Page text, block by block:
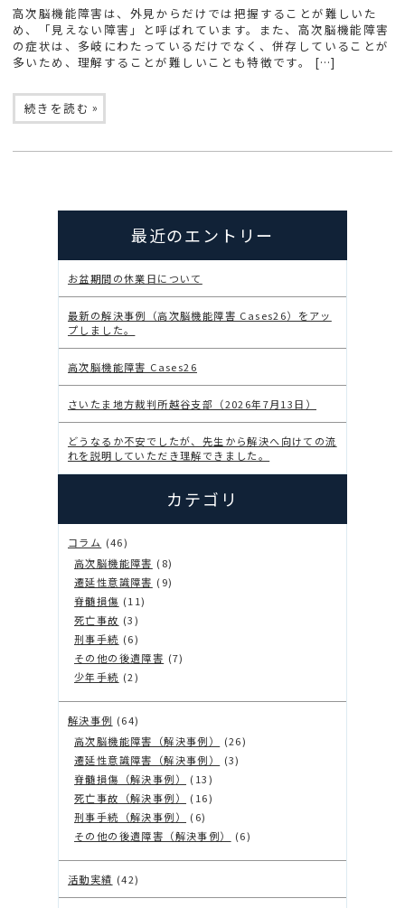
高次脳機能障害は、外見からだけでは把握することが難しいた
め、「見えない障害」と呼ばれています。また、高次脳機能障害
の症状は、多岐にわたっているだけでなく、併存していることが
多いため、理解することが難しいことも特徴です。 […]
続きを読む »
最近のエントリー
お盆期間の休業日について
最新の解決事例（高次脳機能障害 Cases26）をアッ
プしました。
高次脳機能障害 Cases26
さいたま地方裁判所越谷支部（2026年7月13日）
どうなるか不安でしたが、先生から解決へ向けての流
れを説明していただき理解できました。
カテゴリ
コラム (46)
高次脳機能障害 (8)
遷延性意識障害 (9)
脊髄損傷 (11)
死亡事故 (3)
刑事手続 (6)
その他の後遺障害 (7)
少年手続 (2)
解決事例 (64)
高次脳機能障害（解決事例）
(26)
遷延性意識障害（解決事例）
(3)
脊髄損傷（解決事例）
(13)
死亡事故（解決事例）
(16)
刑事手続（解決事例）
(6)
その他の後遺障害（解決事例）
(6)
活動実績 (42)